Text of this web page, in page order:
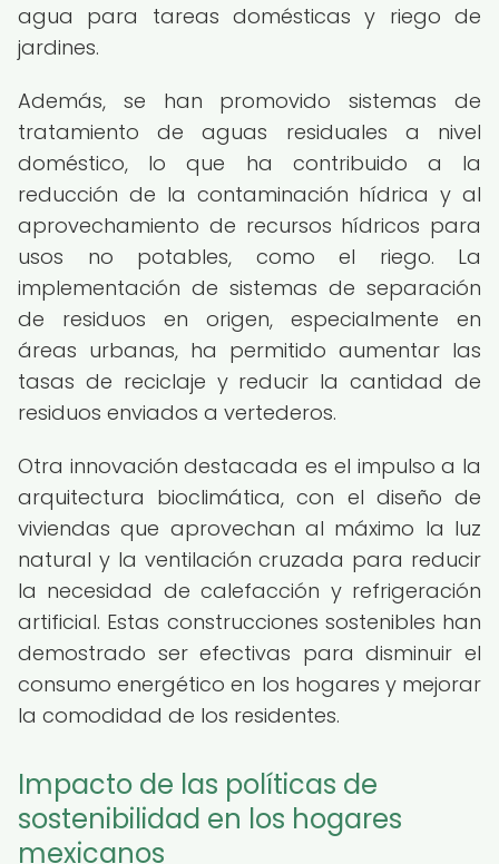
agua para tareas domésticas y riego de
jardines.
Además, se han promovido sistemas de
tratamiento de aguas residuales a nivel
doméstico, lo que ha contribuido a la
reducción de la contaminación hídrica y al
aprovechamiento de recursos hídricos para
usos no potables, como el riego. La
implementación de sistemas de separación
de residuos en origen, especialmente en
áreas urbanas, ha permitido aumentar las
tasas de reciclaje y reducir la cantidad de
residuos enviados a vertederos.
Otra innovación destacada es el impulso a la
arquitectura bioclimática, con el diseño de
viviendas que aprovechan al máximo la luz
natural y la ventilación cruzada para reducir
la necesidad de calefacción y refrigeración
artificial. Estas construcciones sostenibles han
demostrado ser efectivas para disminuir el
consumo energético en los hogares y mejorar
la comodidad de los residentes.
Impacto de las políticas de
sostenibilidad en los hogares
mexicanos